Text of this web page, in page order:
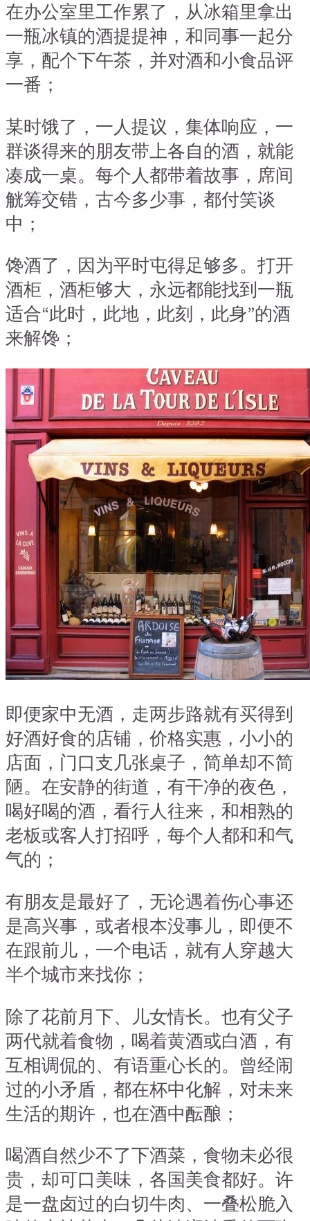
在办公室里工作累了，从冰箱里拿出
一瓶冰镇的酒提提神，和同事一起分
享，配个下午茶，并对酒和小食品评
一番；
某时饿了，一人提议，集体响应，一
群谈得来的朋友带上各自的酒，就能
凑成一桌。每个人都带着故事，席间
觥筹交错，古今多少事，都付笑谈
中；
馋酒了，因为平时屯得足够多。打开
酒柜，酒柜够大，永远都能找到一瓶
适合“此时，此地，此刻，此身”的酒
来解馋；
即便家中无酒，走两步路就有买得到
好酒好食的店铺，价格实惠，小小的
店面，门口支几张桌子，简单却不简
陋。在安静的街道，有干净的夜色，
喝好喝的酒，看行人往来，和相熟的
老板或客人打招呼，每个人都和和气
气的；
有朋友是最好了，无论遇着伤心事还
是高兴事，或者根本没事儿，即便不
在跟前儿，一个电话，就有人穿越大
半个城市来找你；
除了花前月下、儿女情长。也有父子
两代就着食物，喝着黄酒或白酒，有
互相调侃的、有语重心长的。曾经闹
过的小矛盾，都在杯中化解，对未来
生活的期许，也在酒中酝酿；
喝酒自然少不了下酒菜，食物未必很
贵，却可口美味，各国美食都好。许
是一盘卤过的白切牛肉、一叠松脆入